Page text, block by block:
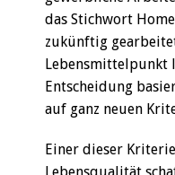
das Stichwort
zukünftig
Lebensmittelpunkt
Entscheidung
auf ganz neuen
Einer dieser